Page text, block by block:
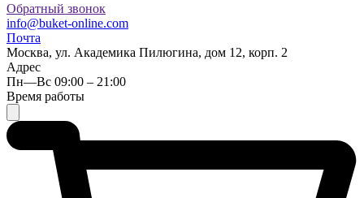
Обратный звонок
info@buket-online.com
Почта
Москва, ул. Академика Пилюгина, дом 12, корп. 2
Адрес
Пн—Вс 09:00 – 21:00
Время работы